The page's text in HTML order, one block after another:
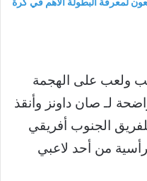
ولعب على الهجمة
لـ صان داونز وأنقذ
الجنوب أفريقي
تصدى لرأسية من أحد لاعبي